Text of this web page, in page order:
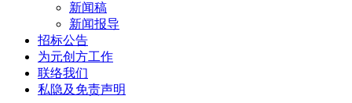
新闻稿
新闻报导
招标公告
为元创方工作
联络我们
私隐及免责声明